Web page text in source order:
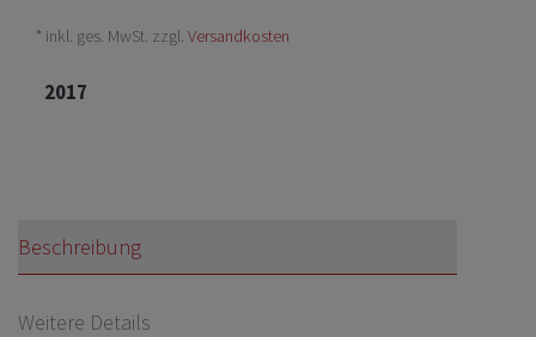
* inkl. ges. MwSt. zzgl. Versandkosten
2017
Beschreibung
Weitere Details